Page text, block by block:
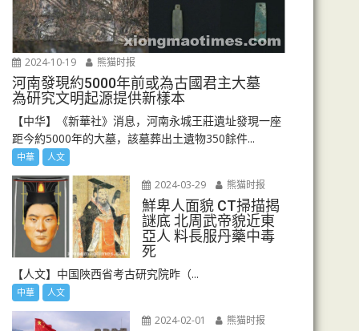
2024-10-19 熊猫时报
河南發現約5000年前或為古國君主大墓
為研究文明起源提供新樣本
【中华】《新華社》消息，河南永城王莊遺址發現一座
距今約5000年的大墓，該墓葬出土遺物350餘件...
中華 人文
2024-03-29 熊猫时报
鮮卑人面貌 CT掃描揭
謎底 北周武帝貌近東
亞人 料長服丹藥中毒
死
【人文】中国陜西省考古研究院昨（...
中華 人文
2024-02-01 熊猫时报